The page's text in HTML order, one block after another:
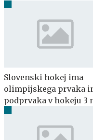
Slovenski hokej ima
olimpijskega prvaka
podprvaka v hokeju 3